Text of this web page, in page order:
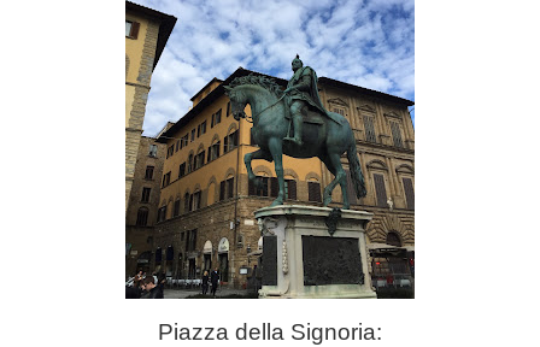
Piazza della Signoria: